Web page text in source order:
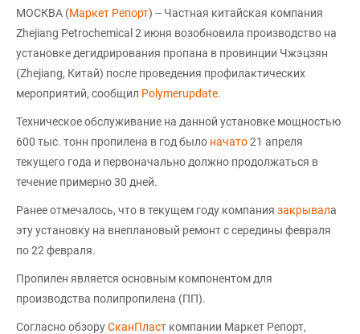
МОСКВА (Маркет Репорт) -- Частная китайская компания
Zhejiang Petrochemical 2 июня возобновила производство на
установке дегидрирования пропана в провинции Чжэцзян
(Zhejiang, Китай) после проведения профилактических
мероприятий, сообщил Polymerupdate.
Техническое обслуживание на данной установке мощностью
600 тыс. тонн пропилена в год было начато21 апреля
текущего года и первоначально должно продолжаться в
течение примерно 30 дней.
Ранее отмечалось, что в текущем году компания закрывала
эту установку на внеплановый ремонт с середины февраля
по 22 февраля.
Пропилен является основным компонентом для
производства полипропилена (ПП).
Согласно обзоруСканПласт компании Маркет Репорт,